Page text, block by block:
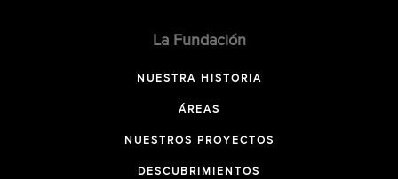
La Fundación
NUESTRA HISTORIA
ÁREAS
NUESTROS PROYECTOS
DESCUBRIMIENTOS